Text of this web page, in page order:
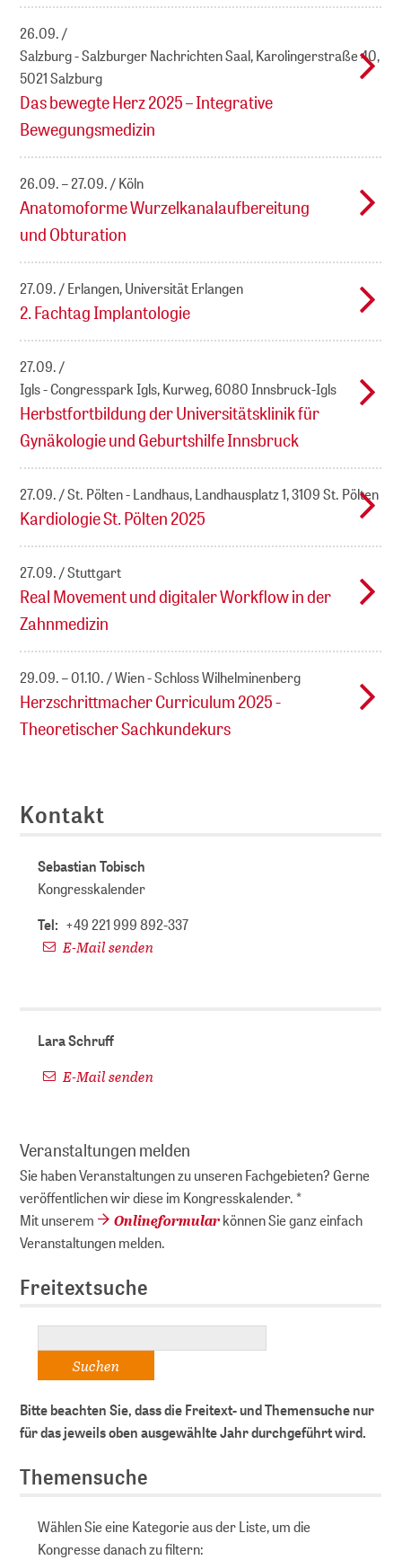
26.09.
Salzburg - Salzburger Nachrichten Saal, Karolingerstraße 40,
5021 Salzburg
Das bewegte Herz 2025 – Integrative
Bewegungsmedizin
26.09. – 27.09. Köln
Anatomoforme Wurzelkanalaufbereitung
und Obturation
27.09. Erlangen, Universität Erlangen
2. Fachtag Implantologie
27.09.
Igls - Congresspark Igls, Kurweg, 6080 Innsbruck-Igls
Herbstfortbildung der Universitätsklinik für
Gynäkologie und Geburtshilfe Innsbruck
27.09. St. Pölten - Landhaus, Landhausplatz 1, 3109 St. Pölten
Kardiologie St. Pölten 2025
27.09. Stuttgart
Real Movement und digitaler Workflow in der
Zahnmedizin
29.09. – 01.10. Wien - Schloss Wilhelminenberg
Herzschrittmacher Curriculum 2025 -
Theoretischer Sachkundekurs
Kontakt
Sebastian Tobisch
Kongresskalender
Tel: +49 221 999 892-337
E-Mail senden
Lara Schruff
E-Mail senden
Veranstaltungen melden
Sie haben Veranstaltungen zu unseren Fachgebieten? Gerne
veröffentlichen wir diese im Kongresskalender. *
Mit unserem
Onlineformularkönnen Sie ganz einfach
Veranstaltungen melden.
Freitextsuche
Bitte beachten Sie, dass die Freitext- und Themensuche nur
für das jeweils oben ausgewählte Jahr durchgeführt wird.
Themensuche
Wählen Sie eine Kategorie aus der Liste, um die
Kongresse danach zu filtern: